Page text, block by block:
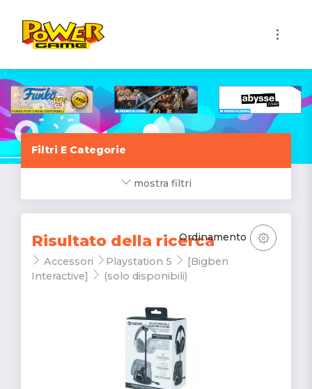
Filtri E Categorie
mostra filtri
Risultato della ricerca
Accessori Playstation 5
[Bigben
Interactive]
(solo disponibili)
Ordinamento